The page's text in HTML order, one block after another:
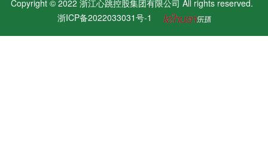
Copyright © 2022 浙江心跳控股集团有限公司 All rights reserved.
浙ICP备2022033031号-1